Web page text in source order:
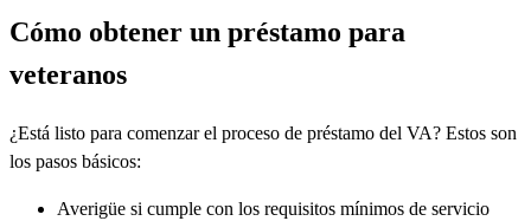
Cómo obtener un préstamo para
veteranos
¿Está listo para comenzar el proceso de préstamo del VA? Estos son
los pasos básicos:
Averigüe si cumple con los requisitos mínimos de servicio